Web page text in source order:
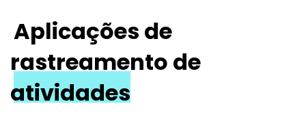
Aplicações de
rastreamento de
atividades